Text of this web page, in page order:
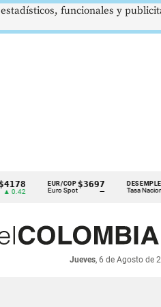
EUR/COP
Euro Spot
$3697
—
DESEMPLEO
Tasa Nacional
9,9
▼
Jueves, 6 de Agosto de
funcionales y